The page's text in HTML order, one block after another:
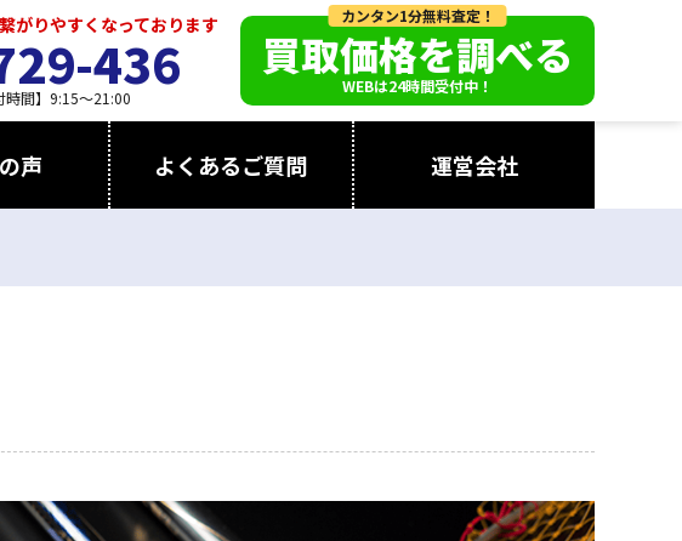
がりやすくなっております
436
時間】9:15～21:00
カンタン1分無料査定！
買取価格を調べる
WEBは24時間受付中！
声 よくあるご質問 運営会社